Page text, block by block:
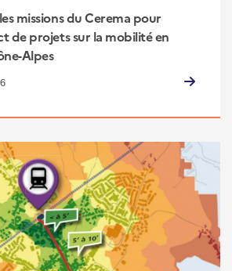
missions du Cerema pour
de projets sur la mobilité en
Alpes